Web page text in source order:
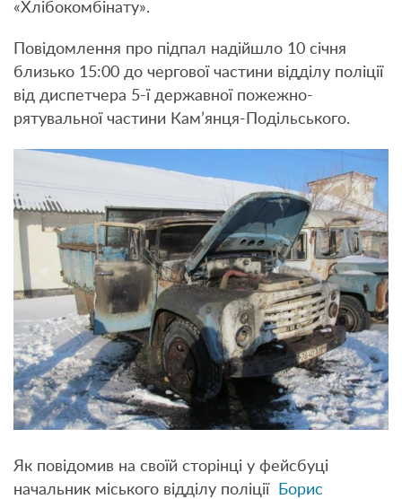
«Хлібокомбінату».
Повідомлення про підпал надійшло 10 січня
близько 15:00 до чергової частини відділу поліції
від диспетчера 5-ї державної пожежно-
рятувальної частини Кам’янця-Подільського.
Як повідомив на своїй сторінці у фейсбуці
начальник міського відділу поліції
Борис